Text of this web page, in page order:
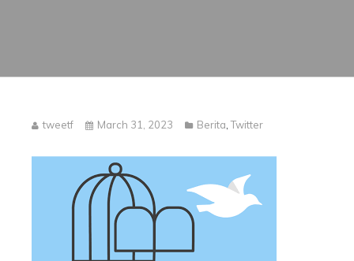
tweetf March 31, 2023 Berita,Twitter